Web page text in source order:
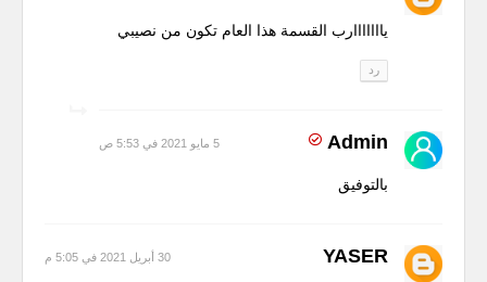
يااااااارب القسمة هذا العام تكون من نصيبي
رد
Admin 5 مايو 2021 في 5:53 ص
بالتوفيق
YASER 30 أبريل 2021 في 5:05 م